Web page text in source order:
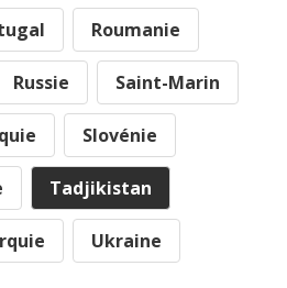
Roumanie
Russie Saint-Marin
Slovénie
Tadjikistan
Ukraine